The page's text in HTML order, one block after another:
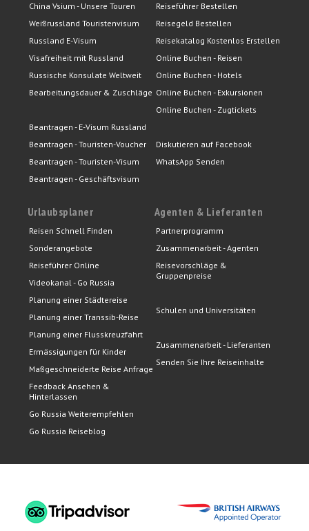
China Vsium - Unsere Touren
Weißrussland Touristenvisum
Russland E-Visum
Visafreiheit mit Russland
Russische Konsulate Weltweit
Bearbeitungsdauer & Zuschläge
Beantragen - E-Visum Russland
Beantragen - Touristen-Voucher
Beantragen - Touristen-Visum
Beantragen - Geschäftsvisum
Reiseführer Bestellen
Reisegeld Bestellen
Reisekatalog Kostenlos Erstellen
Online Buchen - Reisen
Online Buchen - Hotels
Online Buchen - Exkursionen
Online Buchen - Zugtickets
Diskutieren auf Facebook
WhatsApp Senden
Urlaubsplaner
Reisen Schnell Finden
Sonderangebote
Reiseführer Online
Videokanal - Go Russia
Planung einer Städtereise
Planung einer Transsib-Reise
Planung einer Flusskreuzfahrt
Ermässigungen für Kinder
Maßgeschneiderte Reise Anfrage
Feedback Ansehen &
Hinterlassen
Go Russia Weiterempfehlen
Go Russia Reiseblog
Agenten & Lieferanten
Partnerprogramm
Zusammenarbeit - Agenten
Reisevorschläge &
Gruppenpreise
Schulen und Universitäten
Zusammenarbeit - Lieferanten
Senden Sie Ihre Reiseinhalte